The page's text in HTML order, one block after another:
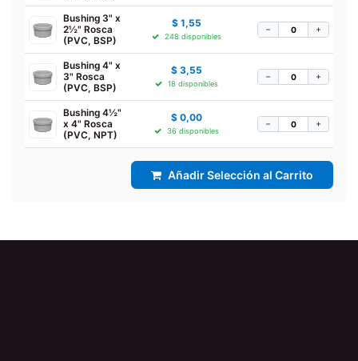
Bushing 3" x
2½" Rosca
(PVC, BSP)
$1,55
248 disponibles
− +
Bushing 4" x
3" Rosca
(PVC, BSP)
$3,55
18 disponibles
− +
Bushing 4½"
x 4" Rosca
(PVC, NPT)
$0,00
36 disponibles
− +
Añadir Selección al Carrito